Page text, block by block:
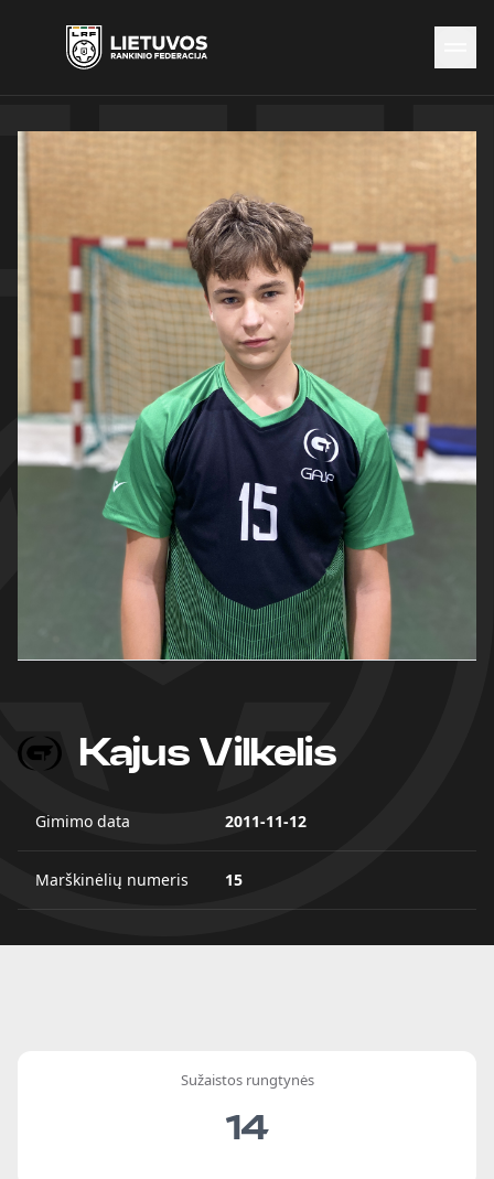
Naujienos
Kontaktai
Antidopingas
Kajus Vilkelis
Gimimo data 2011-11-12
Marškinėlių numeris 15
Sužaistos rungtynės
14